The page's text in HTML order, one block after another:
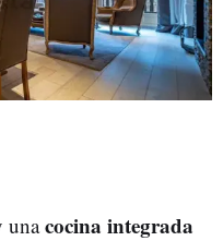
unacocina integrada